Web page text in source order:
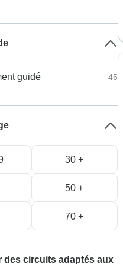
guidé 45
30 +
50 +
70 +
des circuits adaptés aux